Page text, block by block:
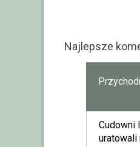
Najlepsze
Cudowni
uratowali